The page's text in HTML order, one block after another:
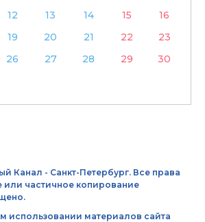
12 13 14 15
16
19 20 21 22
23
26 27 28 29
30
Канал - Санкт-Петербург. Все права
частичное копирование
использовании материалов сайта